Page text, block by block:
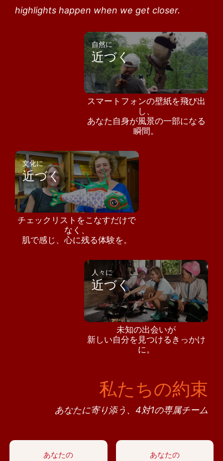
highlights happen when we get closer.
自然に
近づく
スマートフォンの壁紙を飛び出
し、
あなた自身が風景の一部になる
瞬間。
文化に
近づく
チェックリストをこなすだけで
なく、
肌で感じ、心に残る体験を。
人々に
近づく
未知の出会いが
新しい自分を見つけるきっかけ
に。
私たちの約束
あなたに寄り添う、4対1の専属チーム
あなたの あなたの